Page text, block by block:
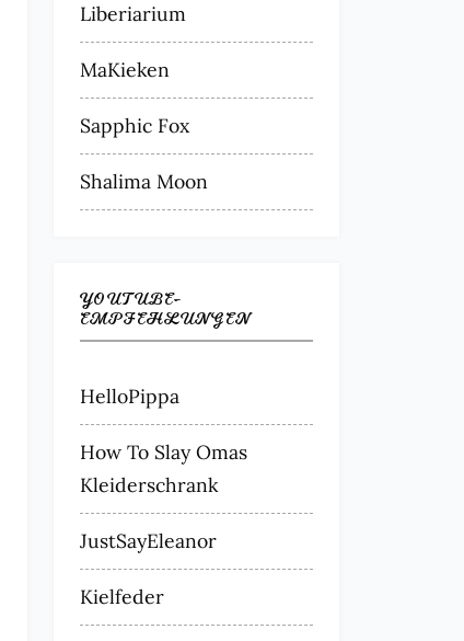
Liberiarium
MaKieken
Sapphic Fox
Shalima Moon
YOUTUBE-
EMPFEHLUNGEN
HelloPippa
How To Slay Omas
Kleiderschrank
JustSayEleanor
Kielfeder